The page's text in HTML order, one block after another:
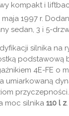
kompakt i
1997 r.
sedan, 3 i 5-
silnika na
podstawową
4E-FE o
umiarkowaną
moc silnika 110 l z